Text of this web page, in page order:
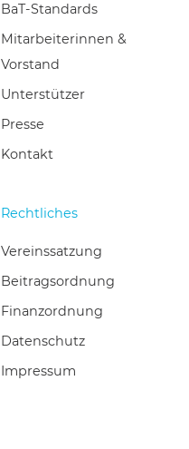
BaT-Standards
Mitarbeiterinnen &
Vorstand
Unterstützer
Presse
Kontakt
Rechtliches
Vereinssatzung
Beitragsordnung
Finanzordnung
Datenschutz
Impressum